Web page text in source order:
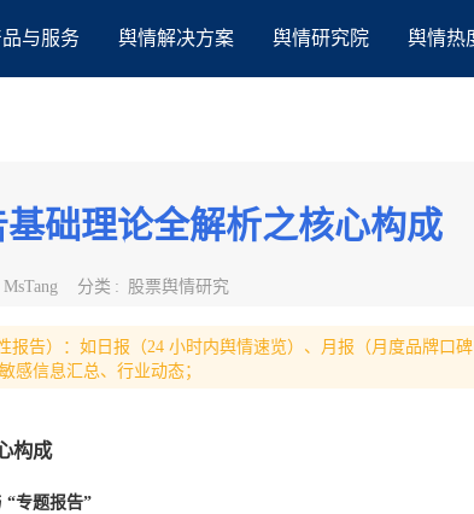
品与服务 舆情解决方案 舆情研究院 舆情热
础理论全解析之核心构成
MsTang 分类 : 股票舆情研究
报告）：如日报（24 小时内舆情速览）、月报（月度品牌口碑
感信息汇总、行业动态；
构成
“专题报告”